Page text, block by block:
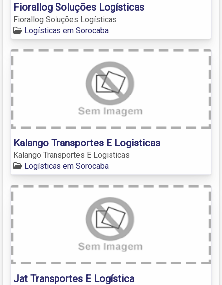
Fiorallog Soluções Logísticas
Fiorallog Soluções Logísticas
Logísticas em Sorocaba
Kalango Transportes E Logisticas
Kalango Transportes E Logisticas
Logísticas em Sorocaba
Jat Transportes E Logística